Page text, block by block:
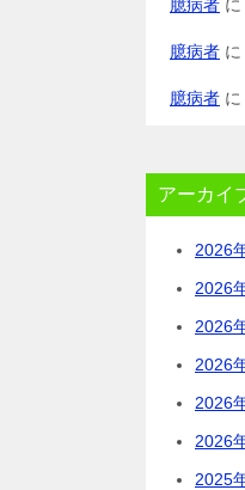
臆病者 に
臆病者 に
臆病者 に
アーカイ
2026
2026
2026
2026
2026
2026
2025